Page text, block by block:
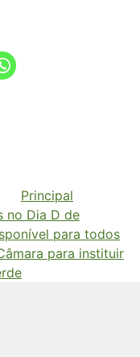
Principal
no Dia D de
para todos
para instituir